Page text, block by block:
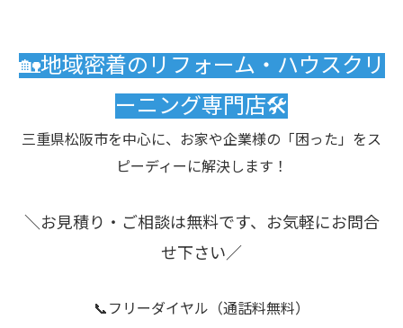
🏡地域密着のリフォーム・ハウスクリ
ーニング専門店🛠️
三重県松阪市を中心に、お家や企業様の「困った」をス
ピーディーに解決します！
＼お見積り・ご相談は無料です、お気軽にお問合
せ下さい／
📞フリーダイヤル（通話料無料）